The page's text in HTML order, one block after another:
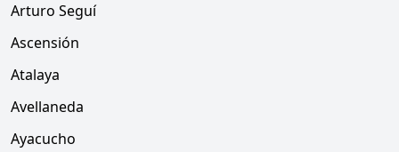
Arturo Seguí
Ascensión
Atalaya
Avellaneda
Ayacucho